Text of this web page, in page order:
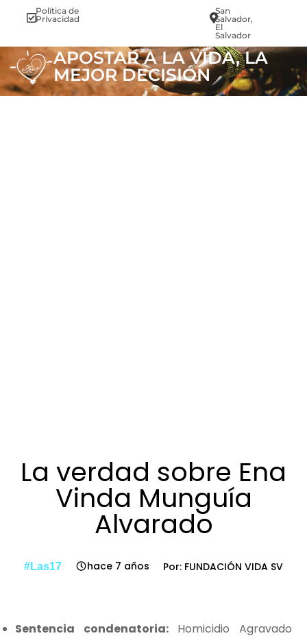
Política de
Privacidad
San
Salvador,
El
Salvador
APOSTAR A LA VIDA, LA
MEJOR DECISIÓN
La verdad sobre Ena
Vinda Munguía
Alvarado
#Las17 hace 7 años Por: FUNDACIÓN VIDA SV
Sentencia condenatoria: Homicidio Agravado